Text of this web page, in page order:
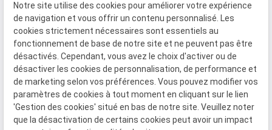
Du Mardi au Samedi
De 9h00 à 12h30 et de 13h30 à 18h00
Le Lundi sur rendez-vous.
Mentions
légales
Politique de
confidentialité
Gestion
des
cookies
Plan du
site
Notre site utilise des cookies pour améliorer votre expérience
de navigation et vous offrir un contenu personnalisé. Les
cookies strictement nécessaires sont essentiels au
fonctionnement de base de notre site et ne peuvent pas être
désactivés. Cependant, vous avez le choix d'activer ou de
désactiver les cookies de personnalisation, de performance et
de marketing selon vos préférences. Vous pouvez modifier vos
paramètres de cookies à tout moment en cliquant sur le lien
'Gestion des cookies' situé en bas de notre site. Veuillez noter
que la désactivation de certains cookies peut avoir un impact